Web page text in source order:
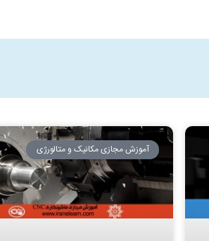
آموزش مجازی مکانیک و متالورژی